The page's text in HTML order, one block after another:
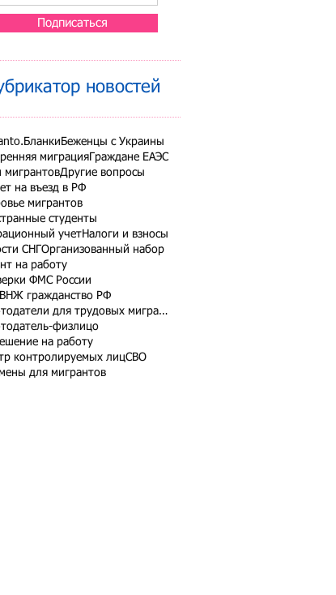
Подписаться
новостей
Беженцы с Украины
миграция Граждане ЕАЭС
мигрантовДругие вопросы
на въезд в РФ
мигрантов
студенты
учетНалоги и взносы
СНГ Организованный набор
на работу
ФМС России
гражданство РФ
Работодатели для трудовых мигрантов
физлицо
на работу
контролируемых лицСВО
для мигрантов